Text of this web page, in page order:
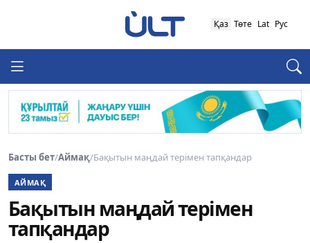
Қаз Төте Lat Рус
Басты бет/Аймақ/Бақытын маңдай терімен тапқандар
АЙМАҚ
Бақытын маңдай терімен
тапқандар